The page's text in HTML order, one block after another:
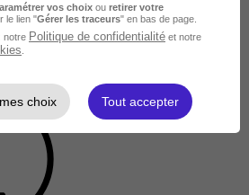
vos choix ou retirer votre
le lien "Gérer les traceurs" en bas de page.
notre Politique de confidentialité et notre
choix Tout accepter